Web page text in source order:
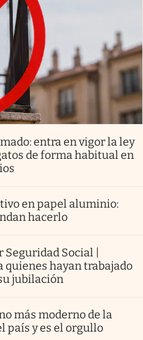
entra en vigor la ley
de forma habitual en
en papel aluminio:
hacerlo
Seguridad Social |
quienes hayan trabajado
jubilación
más moderno de la
país y es el orgullo